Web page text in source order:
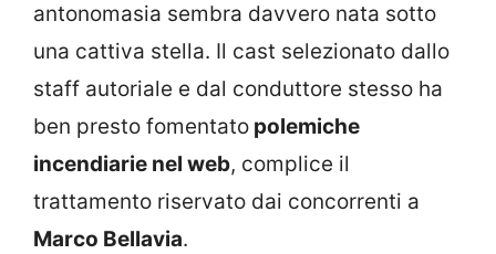
antonomasia sembra davvero nata sotto
una cattiva stella. Il cast selezionato dallo
staff autoriale e dal conduttore stesso ha
ben presto fomentato polemiche
incendiarie nel web, complice il
trattamento riservato dai concorrenti a
Marco Bellavia.